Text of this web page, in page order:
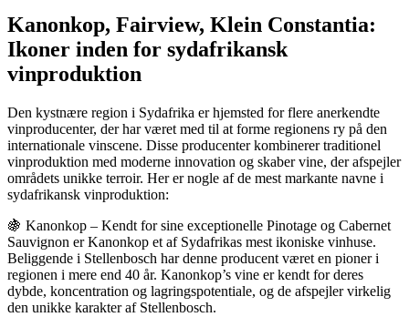
Kanonkop, Fairview, Klein Constantia:
Ikoner inden for sydafrikansk
vinproduktion
Den kystnære region i Sydafrika er hjemsted for flere anerkendte
vinproducenter, der har været med til at forme regionens ry på den
internationale vinscene. Disse producenter kombinerer traditionel
vinproduktion med moderne innovation og skaber vine, der afspejler
områdets unikke terroir. Her er nogle af de mest markante navne i
sydafrikansk vinproduktion:
🍇 Kanonkop – Kendt for sine exceptionelle Pinotage og Cabernet
Sauvignon er Kanonkop et af Sydafrikas mest ikoniske vinhuse.
Beliggende i Stellenbosch har denne producent været en pioner i
regionen i mere end 40 år. Kanonkop’s vine er kendt for deres
dybde, koncentration og lagringspotentiale, og de afspejler virkelig
den unikke karakter af Stellenbosch.